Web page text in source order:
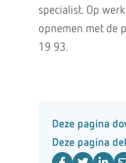
specialist. Op
opnemen met de
19 93.
Deze pagina
Deze pagina